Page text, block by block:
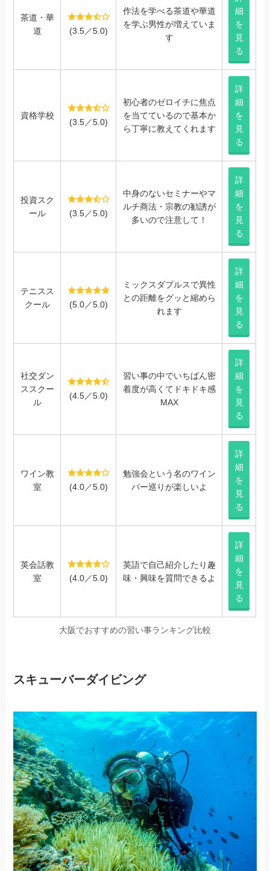
茶道・華
道
(3.5／5.0)
作法を学べる茶道や華道
を学ぶ男性が増えていま
す
細
を
見
る
資格学校
(3.5／5.0)
初心者のゼロイチに焦点
を当てているので基本か
ら丁寧に教えてくれます
詳
細
を
見
る
投資スク
ール
(3.5／5.0)
中身のないセミナーやマ
ルチ商法・宗教の勧誘が
多いので注意して！
詳
細
を
見
る
テニスス
クール
(5.0／5.0)
ミックスダブルスで異性
との距離をグッと縮めら
れます
詳
細
を
見
る
社交ダン
ススクー
ル
(4.5／5.0)
習い事の中でいちばん密
着度が高くてドキドキ感
MAX
詳
細
を
見
る
ワイン教
室
(4.0／5.0)
勉強会という名のワイン
バー巡りが楽しいよ
詳
細
を
見
る
英会話教
室
(4.0／5.0)
英語で自己紹介したり趣
味・興味を質問できるよ
詳
細
を
見
る
大阪でおすすめの習い事ランキング比較
スキューバーダイビング